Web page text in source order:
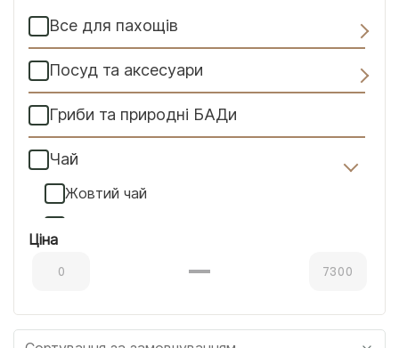
Все для пахощів
Посуд та аксесуари
Гриби та природні БАДи
Чай
Жовтий чай
Не чайний чай
Ціна